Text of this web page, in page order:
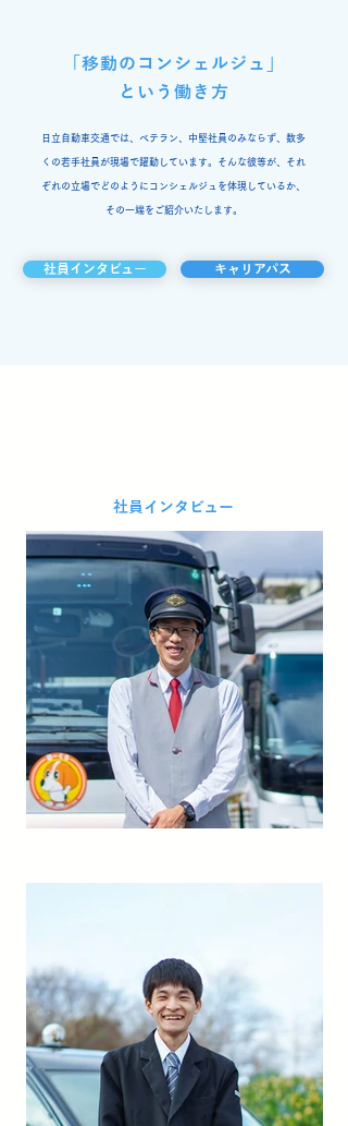
「移動のコンシェルジュ」
という働き方
日立自動車交通では、ベテラン、中堅社員のみならず、数多
くの若手社員が現場で躍動しています。そんな彼等が、それ
ぞれの立場でどのようにコンシェルジュを体現しているか、
その一端をご紹介いたします。
社員インタビュー キャリアパス
社員インタビュー